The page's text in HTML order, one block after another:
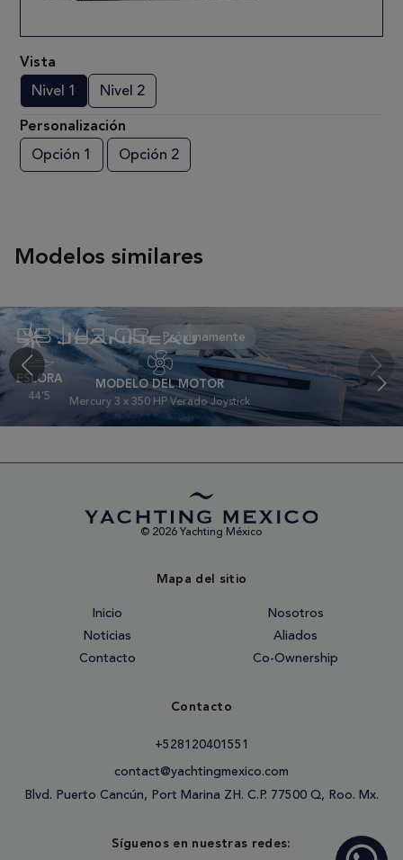
Vista
Nivel 1 Nivel 2
Personalización
Opción 1 Opción 2
Modelos similares
DB | 43 OB
ESLORA
44’5
MODELO DEL MOTOR
Mercury 3 x 350 HP Verado Joystick
© 2026 Yachting México
Mapa del sitio
Inicio
Nosotros
Noticias
Aliados
Contacto
Co-Ownership
Contacto
+528120401551
contact@yachtingmexico.com
Blvd. Puerto Cancún, Port Marina ZH. C.P. 77500 Q, Roo. Mx.
Síguenos en nuestras redes: